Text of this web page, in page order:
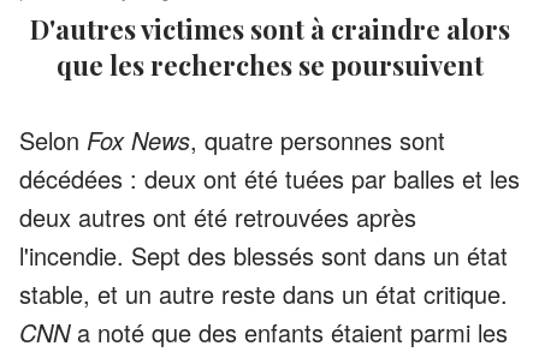
D'autres victimes sont à craindre alors
que les recherches se poursuivent
Selon Fox News, quatre personnes sont
décédées : deux ont été tuées par balles et les
deux autres ont été retrouvées après
l'incendie. Sept des blessés sont dans un état
stable, et un autre reste dans un état critique.
CNNa noté que des enfants étaient parmi les